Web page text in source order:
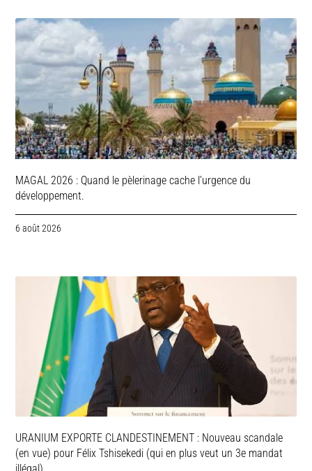
MAGAL 2026 : Quand le pèlerinage cache l’urgence du
développement.
6 août 2026
URANIUM EXPORTE CLANDESTINEMENT : Nouveau scandale
(en vue) pour Félix Tshisekedi (qui en plus veut un 3e mandat